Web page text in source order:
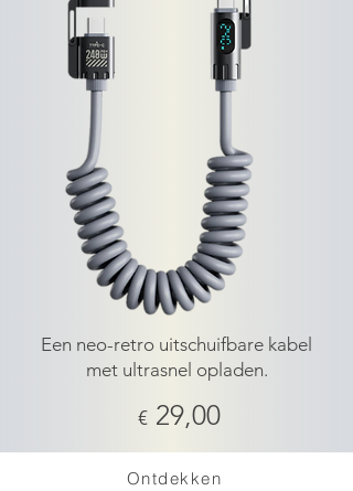
Een neo-retro uitschuifbare kabel
met ultrasnel opladen.
€ 29,00
Ontdekken